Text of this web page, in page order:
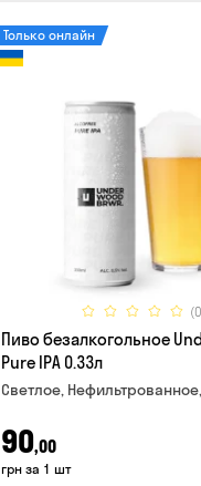
Только онлайн
Пиво безалкогольное
Pure IPA 0.33л
Светлое,
90,00
грн за 1 шт